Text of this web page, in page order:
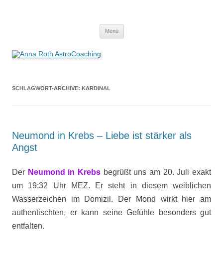
Menü
SCHLAGWORT-ARCHIVE: KARDINAL
Neumond in Krebs – Liebe ist stärker als
Angst
Der Neumond in Krebs begrüßt uns am 20. Juli exakt
um 19:32 Uhr MEZ. Er steht in diesem weiblichen
Wasserzeichen im Domizil. Der Mond wirkt hier am
authentischten, er kann seine Gefühle besonders gut
entfalten.